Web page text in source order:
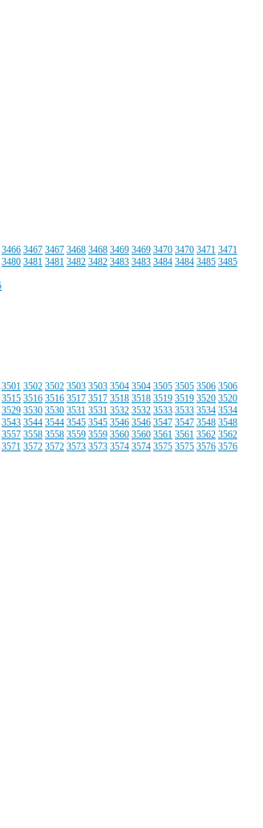
3466 3467 3467 3468 3468 3469 3469 3470 3470 3471 3471
3480 3481 3481 3482 3482 3483 3483 3484 3484 3485 3485
3501 3502 3502 3503 3503 3504 3504 3505 3505 3506 3506
3515 3516 3516 3517 3517 3518 3518 3519 3519 3520 3520
3529 3530 3530 3531 3531 3532 3532 3533 3533 3534 3534
3543 3544 3544 3545 3545 3546 3546 3547 3547 3548 3548
3557 3558 3558 3559 3559 3560 3560 3561 3561 3562 3562
3571 3572 3572 3573 3573 3574 3574 3575 3575 3576 3576